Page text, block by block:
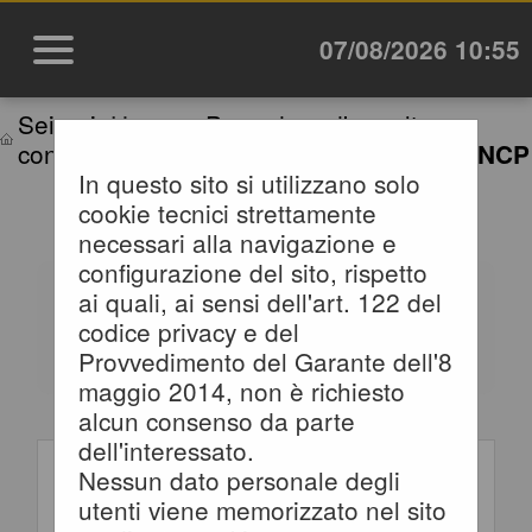
07/08/2026 10:55
Sei qui: Home»Procedure d'appalto e
contratti
Riepilogo contratti - Link BDNCP
In questo sito si utilizzano solo
cookie tecnici strettamente
necessari alla navigazione e
configurazione del sito, rispetto
ai quali, ai sensi dell'art. 122 del
codice privacy e del
Provvedimento del Garante dell'8
maggio 2014, non è richiesto
alcun consenso da parte
dell'interessato.
Nessun dato personale degli
utenti viene memorizzato nel sito
RIEPILOGO CONTRATTI
Informazioni relative alla
trasparenza sugli appalti affidati
secondo il D.Lgs. 36/2023.
Impostare un criterio di ricerca
per consultare i dati. In caso di
estrazione di almeno
un'occorrenza, è disponibile sul
campo CIG il link per consultare
Criteri di ricerca
CIG: